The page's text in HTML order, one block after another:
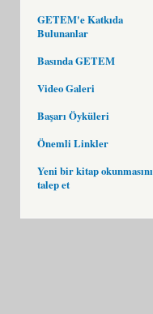
GETEM'e Katkıda
Bulunanlar
Basında GETEM
Video Galeri
Başarı Öyküleri
Önemli Linkler
Yeni bir kitap okunmasını
talep et